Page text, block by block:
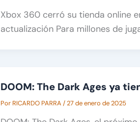
Xbox 360 cerró su tienda online
actualización Para millones de
DOOM: The Dark Ages ya
Por RICARDO PARRA /27 de enero de 2025